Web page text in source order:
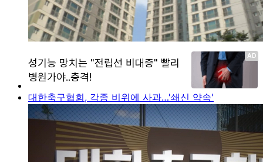
대한축구협회, 각종 비위에 사과…'쇄신 약속'